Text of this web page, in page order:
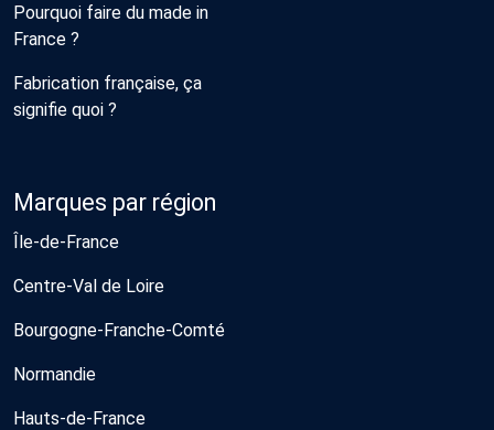
Pourquoi faire du made in
France ?
Fabrication française, ça
signifie quoi ?
Marques par région
Île-de-France
Centre-Val de Loire
Bourgogne-Franche-Comté
Normandie
Hauts-de-France